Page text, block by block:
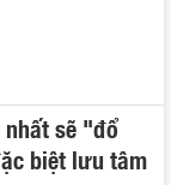
nhất sẽ "đổ
biệt lưu tâm